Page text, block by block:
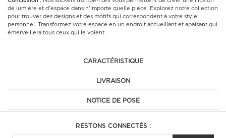
de lumière et d'espace dans n'importe quelle pièce. Explorez notre collection
pour trouver des designs et des motifs qui correspondent à votre style
personnel. Transformez votre espace en un endroit accueillant et apaisant qui
émerveillera tous ceux qui le voient.
CARACTÉRISTIQUE
LIVRAISON
NOTICE DE POSE
RESTONS CONNECTÉS :